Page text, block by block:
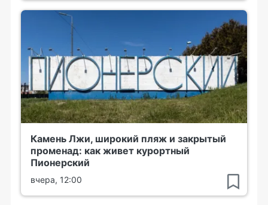
Камень Лжи, широкий пляж и закрытый
променад: как живет курортный
Пионерский
вчера, 12:00